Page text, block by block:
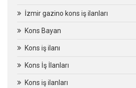
İzmir gazino kons iş ilanları
Kons Bayan
Kons iş ilanı
Kons İş İlanları
Kons iş ilanları